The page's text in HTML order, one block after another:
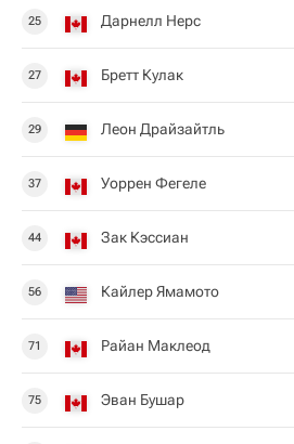
25 Дарнелл Нерс
27 Бретт Кулак
29 Леон Драйзайтль
37 Уоррен Фегеле
44 Зак Кэссиан
56 Кайлер Ямамото
71 Райан Маклеод
75 Эван Бушар